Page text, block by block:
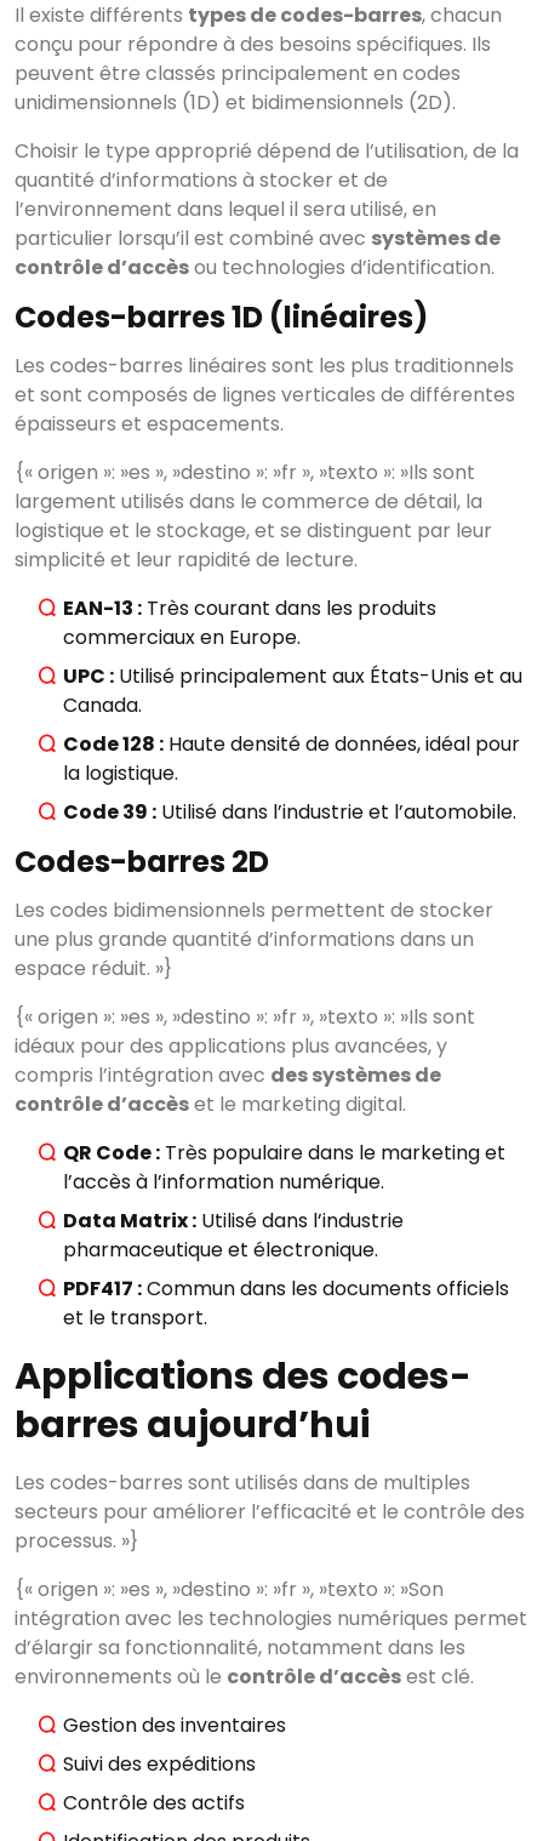
Il existe différents types de codes-barres, chacun
conçu pour répondre à des besoins spécifiques. Ils
peuvent être classés principalement en codes
unidimensionnels (1D) et bidimensionnels (2D).
Choisir le type approprié dépend de l’utilisation, de la
quantité d’informations à stocker et de
l’environnement dans lequel il sera utilisé, en
particulier lorsqu’il est combiné avec systèmes de
contrôle d’accèsou technologies d’identification.
Codes-barres 1D (linéaires)
Les codes-barres linéaires sont les plus traditionnels
et sont composés de lignes verticales de différentes
épaisseurs et espacements.
{« origen »: »es », »destino »: »fr », »texto »: »Ils sont
largement utilisés dans le commerce de détail, la
logistique et le stockage, et se distinguent par leur
simplicité et leur rapidité de lecture.
EAN-13 : Très courant dans les produits
commerciaux en Europe.
UPC : Utilisé principalement aux États-Unis et au
Canada.
Code 128 : Haute densité de données, idéal pour
la logistique.
Code 39 : Utilisé dans l’industrie et l’automobile.
Codes-barres 2D
Les codes bidimensionnels permettent de stocker
une plus grande quantité d’informations dans un
espace réduit. »}
{« origen »: »es », »destino »: »fr », »texto »: »Ils sont
idéaux pour des applications plus avancées, y
compris l’intégration avec des systèmes de
contrôle d’accèset le marketing digital.
QR Code : Très populaire dans le marketing et
l’accès à l’information numérique.
Data Matrix : Utilisé dans l’industrie
pharmaceutique et électronique.
PDF417 :Commun dans les documents officiels
et le transport.
Applications des codes-
barres aujourd’hui
Les codes-barres sont utilisés dans de multiples
secteurs pour améliorer l’efficacité et le contrôle des
processus. »}
{« origen »: »es », »destino »: »fr », »texto »: »Son
intégration avec les technologies numériques permet
d’élargir sa fonctionnalité, notamment dans les
environnements où le contrôle d’accèsest clé.
Gestion des inventaires
Suivi des expéditions
Contrôle des actifs